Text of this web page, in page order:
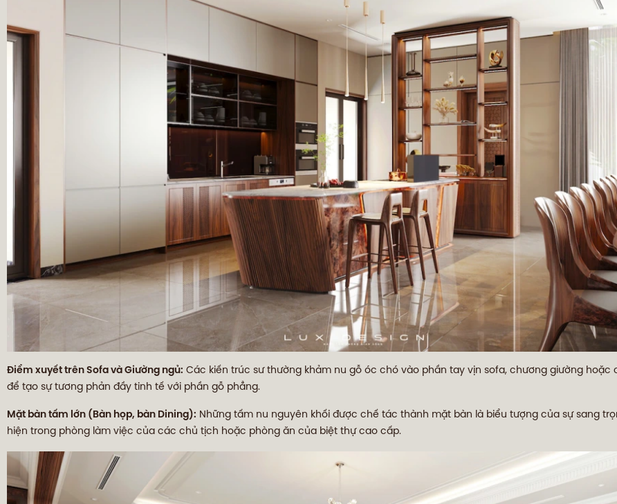
Điểm xuyết trên Sofa và Giường ngủ: Các kiến trúc sư thường khảm nu gỗ óc chó vào phần tay vịn sofa, chương giường hoặc
để tạo sự tương phản đầy tinh tế với phần gỗ phẳng.
Mặt bàn tấm lớn (Bàn họp, bàn Dining): Những tấm nu nguyên khối được chế tác thành mặt bàn là biểu tượng của sự sang
hiện trong phòng làm việc của các chủ tịch hoặc phòng ăn của biệt thự cao cấp.